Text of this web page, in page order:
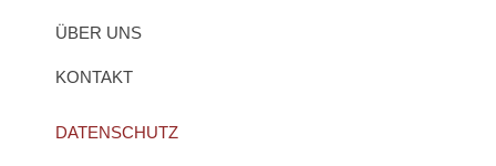
ÜBER UNS
KONTAKT
DATENSCHUTZ